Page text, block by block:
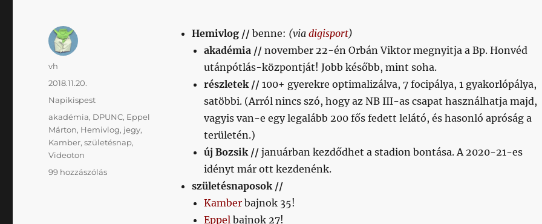
Hemivlog // benne: (via digisport)
akadémia // november 22-én Orbán Viktor megnyitja a Bp. Honvéd
utánpótlás-központját! Jobb később, mint soha.
részletek // 100+ gyerekre optimalizálva, 7 focipálya, 1 gyakorlópálya,
satöbbi. (Arról nincs szó, hogy az NB III-as csapat használhatja majd,
vagyis van-e egy legalább 200 fős fedett lelátó, és hasonló apróság a
területén.)
új Bozsik // januárban kezdődhet a stadion bontása. A 2020-21-es
idényt már ott kezdenénk.
születésnaposok //
Kamberbajnok 35!
Eppelbajnok 27!
Szerző
vh
Közzétéve
2018.11.20.
Kategória
Napikispest
Címke
akadémia, DPUNC, Eppel
Márton, Hemivlog, jegy,
Kamber,születésnap,
Videoton
99 hozzászólásNapikispest